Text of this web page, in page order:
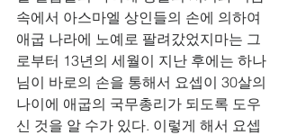
속에서 아스마엘 상인들의 손에 의하여
애굽 나라에 노예로 팔려갔었지마는 그
로부터 13년의 세월이 지난 후에는 하나
님이 바로의 손을 통해서 요셉이 30살의
나이에 애굽의 국무총리가 되도록 도우
신 것을 알 수가 있다. 이렇게 해서 요셉